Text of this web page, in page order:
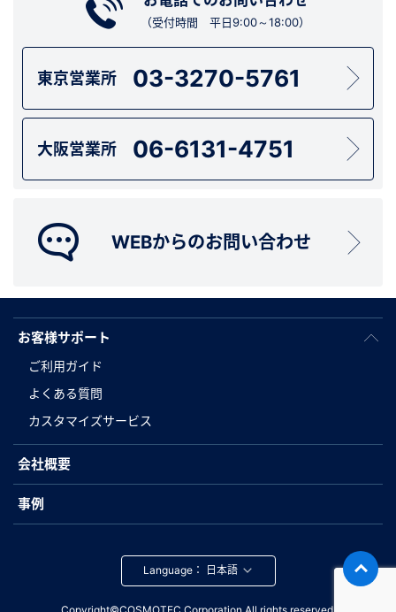
（受付時間 平日9:00～18:00）
東京営業所 03-3270-5761
大阪営業所 06-6131-4751
WEBからのお問い合わせ
お客様サポート
ご利用ガイド
よくある質問
カスタマイズサービス
会社概要
事例
Language：